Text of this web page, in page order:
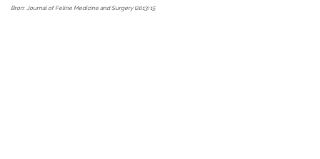
Bron: Journal of Feline Medicine and Surgery (2013) 15